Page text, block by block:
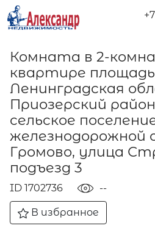
Комната в 2-
квартире
Ленинградская
Приозерский
сельское
железнодорожной
Громово, улица
подъезд 3
ID 1702736 --
В избранное